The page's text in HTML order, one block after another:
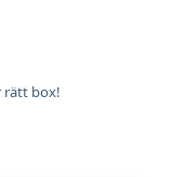
rätt box!